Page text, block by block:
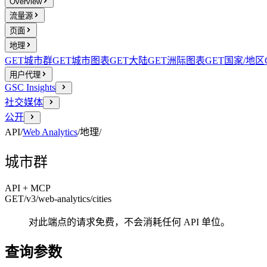
流量源
页面
地理
GET城市群GET城市图表GET大陆GET洲际图表GET国家/地区
用户代理
GSC Insights
社交媒体
公开
API/Web Analytics/地理/
城市群
API + MCP
GET/v3/web-analytics/cities
对此端点的请求免费，不会消耗任何 API 单位。
查询参数